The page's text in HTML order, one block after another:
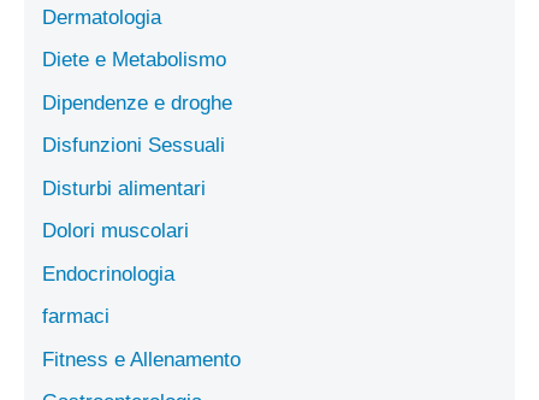
Dermatologia
Diete e Metabolismo
Dipendenze e droghe
Disfunzioni Sessuali
Disturbi alimentari
Dolori muscolari
Endocrinologia
farmaci
Fitness e Allenamento